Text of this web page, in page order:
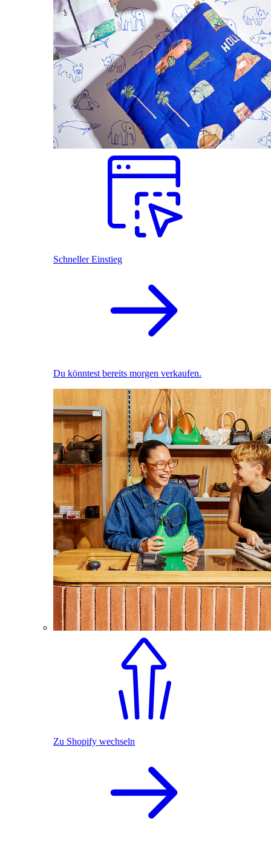
Schneller Einstieg
Du könntest bereits morgen verkaufen.
Zu Shopify wechseln